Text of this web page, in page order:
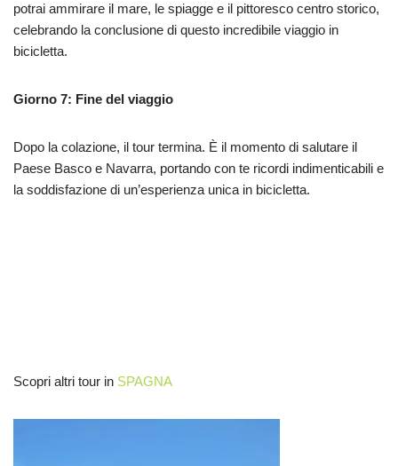
potrai ammirare il mare, le spiagge e il pittoresco centro storico,
celebrando la conclusione di questo incredibile viaggio in
bicicletta.
Giorno 7: Fine del viaggio
Dopo la colazione, il tour termina. È il momento di salutare il
Paese Basco e Navarra, portando con te ricordi indimenticabili e
la soddisfazione di un’esperienza unica in bicicletta.
Scopri altri tour in SPAGNA